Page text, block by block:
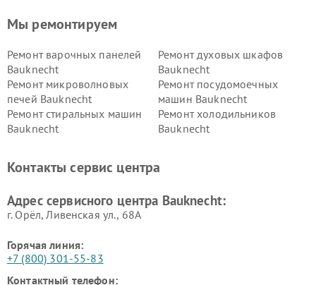
Мы ремонтируем
Ремонт варочных панелей
Bauknecht
Ремонт духовых шкафов
Bauknecht
Ремонт микроволновых
печей Bauknecht
Ремонт посудомоечных
машин Bauknecht
Ремонт стиральных машин
Bauknecht
Ремонт холодильников
Bauknecht
Контакты сервис центра
Адрес сервисного центра Bauknecht:
г. Орёл, Ливенская ул., 68А
Горячая линия:
+7 (800) 301-55-83
Контактный телефон: